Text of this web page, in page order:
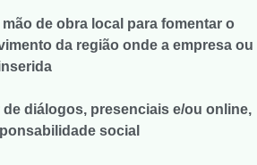
de obra local para fomentar o
da região onde a empresa ou
de diálogos, presenciais e/ou online,
social